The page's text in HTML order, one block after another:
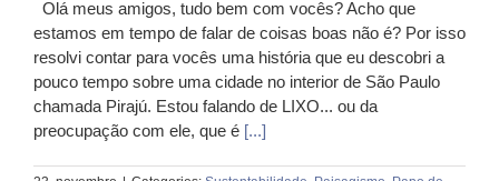
Olá meus amigos, tudo bem com vocês? Acho que
estamos em tempo de falar de coisas boas não é? Por isso
resolvi contar para vocês uma história que eu descobri a
pouco tempo sobre uma cidade no interior de São Paulo
chamada Pirajú. Estou falando de LIXO... ou da
preocupação com ele, que é [...]